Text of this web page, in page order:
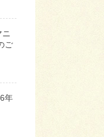
ご
年